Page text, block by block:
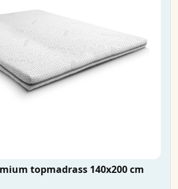
topmadrass 140x200 cm